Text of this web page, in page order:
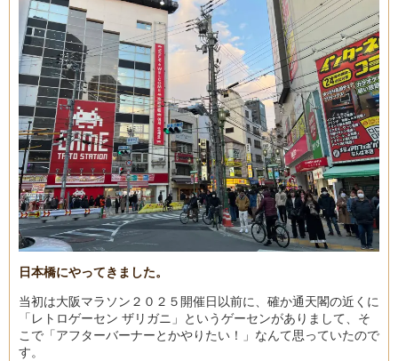
日本橋にやってきました。
当初は大阪マラソン２０２５開催日以前に、確か通天閣の近くに
「レトロゲーセン ザリガニ」というゲーセンがありまして、そ
こで「アフターバーナーとかやりたい！」なんて思っていたので
す。